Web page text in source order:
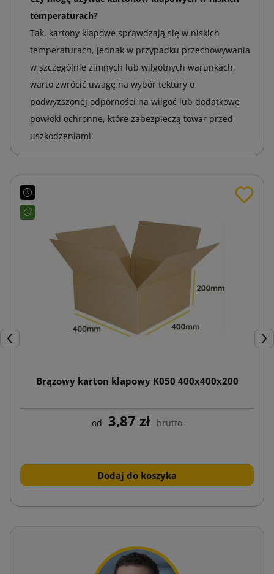
temperaturach?
Tak, kartony klapowe sprawdzają się w niskich
temperaturach, jednak w przypadku przechowywania
w szczególnie zimnych lub wilgotnych warunkach,
warto zwrócić uwagę na wybór tektury o
podwyższonej odporności na wilgoć lub dodatkowe
powłoki ochronne, które zabezpieczą towar przed
uszkodzeniami.
Poprzedni
Brązowy karton klapowy K050 400x400x200
od 3,87 zł brutto
Dodaj do koszyka